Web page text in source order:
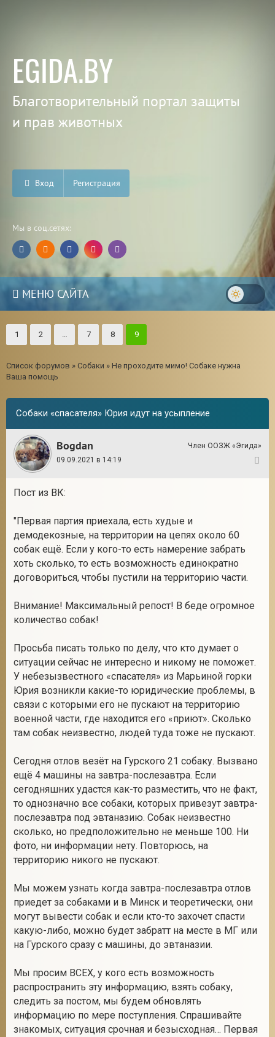
EGIDA.BY
Благотворительный портал защиты
и прав животных
Вход Регистрация
Мы в соц.сетях:
МЕНЮ САЙТА
1 2 … 7 8 9
Список форумов » Собаки » Не проходите мимо! Собаке нужна
Ваша помощь
Собаки «спасателя» Юрия идут на усыпление
Bogdan
Член ООЗЖ «Эгида»
09.09.2021 в 14:19
Пост из ВК:
"Первая партия приехала, есть худые и
демодекозные, на территории на цепях около 60
собак ещё. Если у кого-то есть намерение забрать
хоть сколько, то есть возможность единократно
договориться, чтобы пустили на территорию части.
Внимание! Максимальный репост! В беде огромное
количество собак!
Просьба писать только по делу, что кто думает о
ситуации сейчас не интересно и никому не поможет.
У небезызвестного «спасателя» из Марьиной горки
Юрия возникли какие-то юридические проблемы, в
связи с которыми его не пускают на территорию
военной части, где находится его «приют». Сколько
там собак неизвестно, людей туда тоже не пускают.
Сегодня отлов везёт на Гурского 21 собаку. Вызвано
ещё 4 машины на завтра-послезавтра. Если
сегодняшних удастся как-то разместить, что не факт,
то однозначно все собаки, которых привезут завтра-
послезавтра под эвтаназию. Собак неизвестно
сколько, но предположительно не меньше 100. Ни
фото, ни информации нету. Повторюсь, на
территорию никого не пускают.
Мы можем узнать когда завтра-послезавтра отлов
приедет за собаками и в Минск и теоретически, они
могут вывести собак и если кто-то захочет спасти
какую-либо, можно будет забратт на месте в МГ или
на Гурского сразу с машины, до эвтаназии.
Мы просим ВСЕХ, у кого есть возможность
распространить эту информацию, взять собаку,
следить за постом, мы будем обновлять
информацию по мере поступления. Спрашивайте
знакомых, ситуация срочная и безысходная… Первая